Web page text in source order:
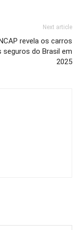
Next article
revela os carros
seguros do Brasil em
2025